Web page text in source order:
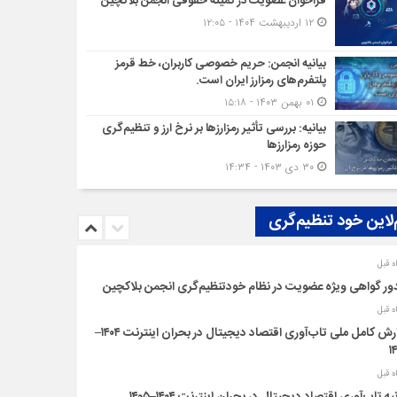
۱۲ اردیبهشت ۱۴۰۴ - ۱۲:۰۵
بیانیه انجمن: حریم خصوصی کاربران، خط قرمز
پلتفرم‌های رمزارز ایران است.
بیانیه: بررسی تأثیر رمزارزها بر نرخ ارز و تنظیم‌گری
حوزه رمزارزها
۳۰ دی ۱۴۰۳ - ۱۴:۳۴
خود تنظیم‌گری
گواهی ویژه عضویت در نظام خودتنظیم‌گری انجمن بلاکچین
گزارش کامل ملی تاب‌آوری اقتصاد دیجیتال در بحران اینترنت ۱۴۰۴–